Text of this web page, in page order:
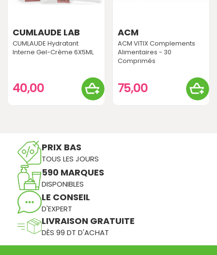
CUMLAUDE LAB
CUMLAUDE Hydratant
Interne Gel-Crème 6X5ML
40,00
ACM
ACM VITIX Complements
Alimentaires - 30
Comprimés
75,00
PRIX BAS
TOUS LES JOURS
590 MARQUES
DISPONIBLES
LE CONSEIL
D'EXPERT
LIVRAISON GRATUITE
DÈS 99 DT D'ACHAT